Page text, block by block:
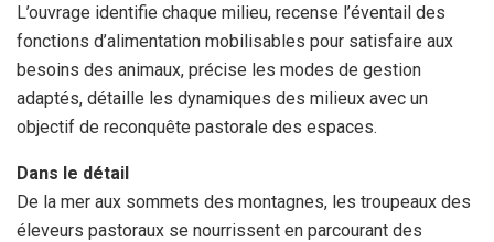
L’ouvrage identifie chaque milieu, recense l’éventail des
fonctions d’alimentation mobilisables pour satisfaire aux
besoins des animaux, précise les modes de gestion
adaptés, détaille les dynamiques des milieux avec un
objectif de reconquête pastorale des espaces.
Dans le détail
De la mer aux sommets des montagnes, les troupeaux des
éleveurs pastoraux se nourrissent en parcourant des